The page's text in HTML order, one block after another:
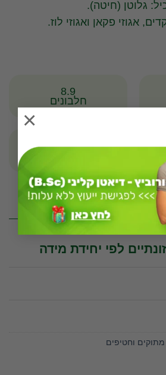
×
גלוטן (חיטה).
אגוזי פקאן ואגוזי לוז.
8.9
חלבונים
79.8
מדידה של 100 גרם
לפי יחידת מידה
מתוקים וחטיפים